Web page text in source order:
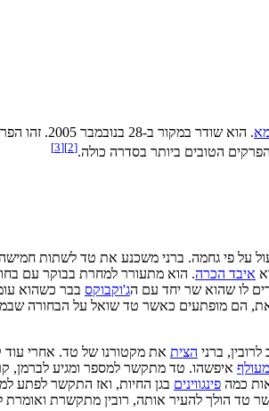
. הוא שודר במקור ב-28 בנובמבר 2005. זהו הפרק הנצפה ביותר ב
הטובים ביותר בסדרה כולה.[
2
]
[
3
]
על פי גחמה. ברני משכנע את טד לשתות
איבד הכרה. הוא מתעורר למחרת בבוקר עם
לו שהוא שר יחד עם הג'וקבוקס בבר כשהוא
הם מופתעים כאשר טד שואל על הבחורה
ברני הצית את מקטורנו של טד. אחרי
מעולף
כמה פינגווינים בגן החיות, ואז התקשר לפתע
טד הולך להעיר אותה, רובין מתקשרת